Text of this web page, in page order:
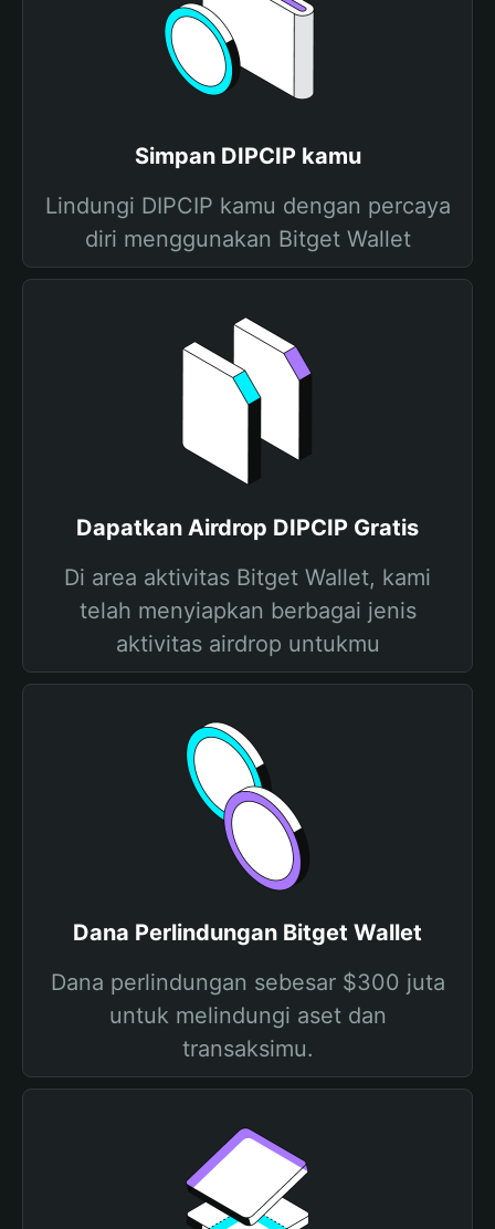
Simpan DIPCIP kamu
Lindungi DIPCIP kamu dengan percaya
diri menggunakan Bitget Wallet
Dapatkan Airdrop DIPCIP Gratis
Di area aktivitas Bitget Wallet, kami
telah menyiapkan berbagai jenis
aktivitas airdrop untukmu
Dana Perlindungan Bitget Wallet
Dana perlindungan sebesar $300 juta
untuk melindungi aset dan
transaksimu.